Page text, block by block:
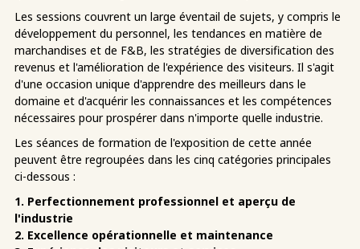
Les sessions couvrent un large éventail de sujets, y compris le
développement du personnel, les tendances en matière de
marchandises et de F&B, les stratégies de diversification des
revenus et l'amélioration de l'expérience des visiteurs. Il s'agit
d'une occasion unique d'apprendre des meilleurs dans le
domaine et d'acquérir les connaissances et les compétences
nécessaires pour prospérer dans n'importe quelle industrie.
Les séances de formation de l'exposition de cette année
peuvent être regroupées dans les cinq catégories principales
ci-dessous :
1. Perfectionnement professionnel et aperçu de
l'industrie
2. Excellence opérationnelle et maintenance